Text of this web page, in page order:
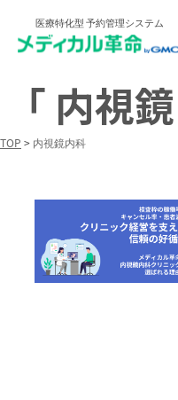
医療特化型 予約管理システム
「 内視
TOP > 内視鏡内科